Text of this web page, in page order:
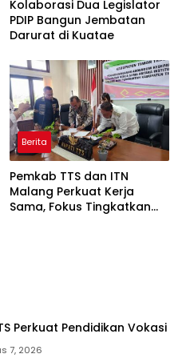
Kolaborasi Dua Legislator
PDIP Bangun Jembatan
Darurat di Kuatae
Berita
Pemkab TTS dan ITN
Malang Perkuat Kerja
Sama, Fokus Tingkatkan
Perkuat Pendidikan Vokasi
7, 2026